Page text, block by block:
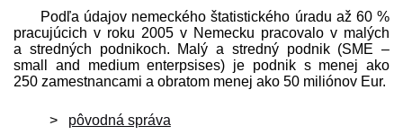
Podľa údajov nemeckého štatistického úradu až 60 %
pracujúcich v roku 2005 v Nemecku pracovalo v malých
a stredných podnikoch. Malý a stredný podnik (SME –
small and medium enterpsises) je podnik s menej ako
250 zamestnancami a obratom menej ako 50 miliónov Eur.
pôvodná správa